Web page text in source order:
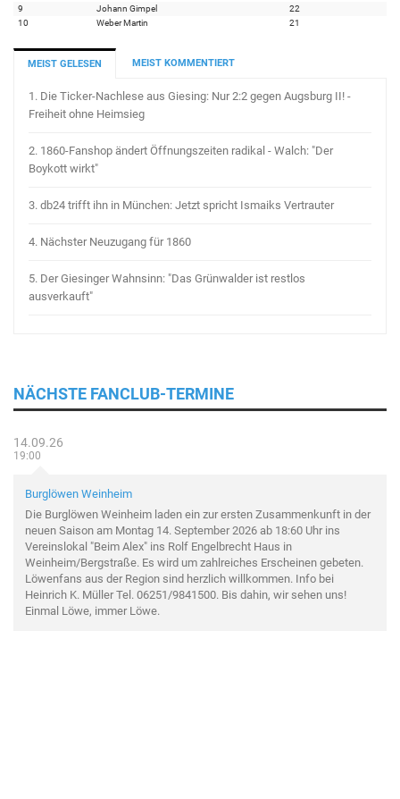
9
Johann Gimpel
22
10
Weber Martin 21
MEIST GELESEN MEIST KOMMENTIERT
1. Die Ticker-Nachlese aus Giesing: Nur 2:2 gegen Augsburg II! -
Freiheit ohne Heimsieg
2. 1860-Fanshop ändert Öffnungszeiten radikal - Walch: "Der
Boykott wirkt"
3. db24 trifft ihn in München: Jetzt spricht Ismaiks Vertrauter
4. Nächster Neuzugang für 1860
5. Der Giesinger Wahnsinn: "Das Grünwalder ist restlos
ausverkauft"
NÄCHSTE FANCLUB-TERMINE
14.09.26
19:00
Burglöwen Weinheim
Die Burglöwen Weinheim laden ein zur ersten Zusammenkunft in der
neuen Saison am Montag 14. September 2026 ab 18:60 Uhr ins
Vereinslokal "Beim Alex" ins Rolf Engelbrecht Haus in
Weinheim/Bergstraße. Es wird um zahlreiches Erscheinen gebeten.
Löwenfans aus der Region sind herzlich willkommen. Info bei
Heinrich K. Müller Tel. 06251/9841500. Bis dahin, wir sehen uns!
Einmal Löwe, immer Löwe.